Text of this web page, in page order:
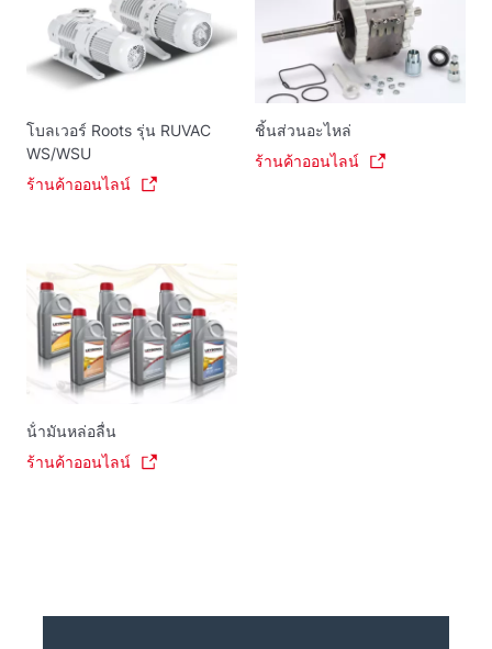
โบลเวอร์ Roots รุ่น RUVAC
WS/WSU
ร้านค้าออนไลน์
ชิ้นส่วนอะไหล่
ร้านค้าออนไลน์
น้ํามันหล่อลื่น
ร้านค้าออนไลน์